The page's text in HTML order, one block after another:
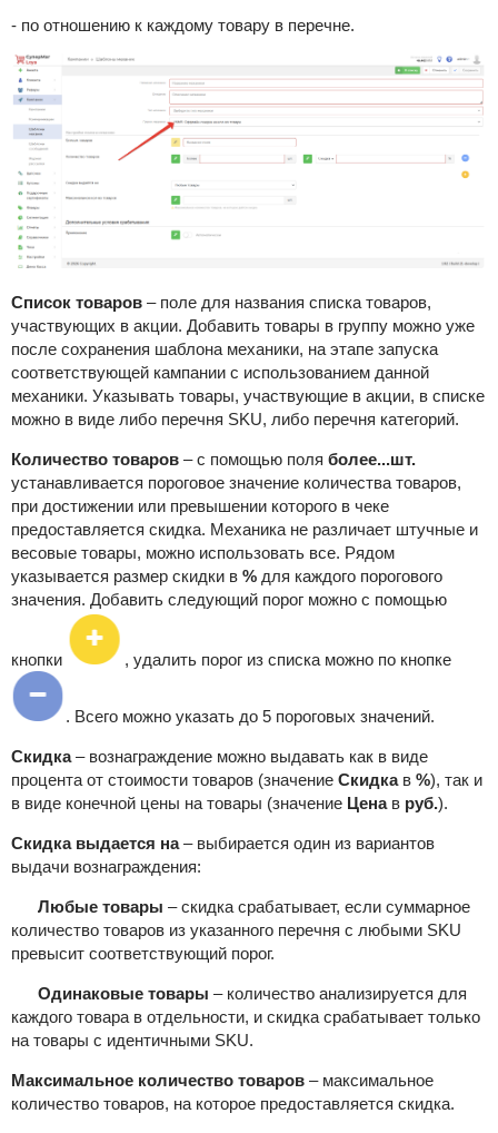
- по отношению к каждому товару в перечне.
Список товаров– поле для названия списка товаров,
участвующих в акции. Добавить товары в группу можно уже
после сохранения шаблона механики, на этапе запуска
соответствующей кампании с использованием данной
механики. Указывать товары, участвующие в акции, в списке
можно в виде либо перечня SKU, либо перечня категорий.
Количество товаров–с помощью поля более...шт.
устанавливается пороговое значение количества товаров,
при достижении или превышении которого в чеке
предоставляется скидка. Механика не различает штучные и
весовые товары, можно использовать все. Рядом
указывается размер скидки в %для каждого порогового
значения. Добавить следующий порог можно с помощью
кнопки , удалить порог из списка можно по кнопке
. Всего можно указать до 5 пороговых значений.
Скидка– вознаграждение можно выдавать как в виде
процента от стоимости товаров (значение Скидкав %), так и
в виде конечной цены на товары (значение Ценав руб.).
Скидка выдается на– выбирается один из вариантов
выдачи вознаграждения:
Любые товары – скидка срабатывает, если суммарное
количество товаров из указанного перечня с любыми SKU
превысит соответствующий порог.
Одинаковые товары – количество анализируется для
каждого товара в отдельности, и скидка срабатывает только
на товары с идентичными SKU.
Максимальное количество товаров– максимальное
количество товаров, на которое предоставляется скидка.